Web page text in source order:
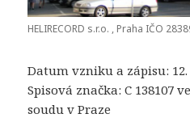
HELIRECORD s.r.o. , Praha IČO
Datum vzniku a zápisu: 12.
Spisová značka: C 138107
soudu v Praze